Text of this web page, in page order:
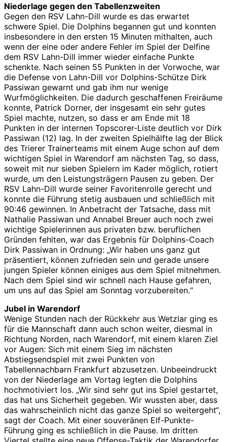
Niederlage gegen den Tabellenzweiten
Gegen den RSV Lahn-Dill wurde es das erwartet
schwere Spiel. Die Dolphins begannen gut und konnten
insbesondere in den ersten 15 Minuten mithalten, auch
wenn der eine oder andere Fehler im Spiel der Delfine
dem RSV Lahn-Dill immer wieder einfache Punkte
schenkte. Nach seinen 55 Punkten in der Vorwoche, war
die Defense von Lahn-Dill vor Dolphins-Schütze Dirk
Passiwan gewarnt und gab ihm nur wenige
Wurfmöglichkeiten. Die dadurch geschaffenen Freiräume
konnte, Patrick Dorner, der insgesamt ein sehr gutes
Spiel machte, nutzen, so dass er am Ende mit 18
Punkten in der internen Topscorer-Liste deutlich vor Dirk
Passiwan (12) lag. In der zweiten Spielhälfte lag der Blick
des Trierer Trainerteams mit einem Auge schon auf dem
wichtigen Spiel in Warendorf am nächsten Tag, so dass,
soweit mit nur sieben Spielern im Kader möglich, rotiert
wurde, um den Leistungsträgern Pausen zu geben. Der
RSV Lahn-Dill wurde seiner Favoritenrolle gerecht und
konnte die Führung stetig ausbauen und schließlich mit
90:46 gewinnen. In Anbetracht der Tatsache, dass mit
Nathalie Passiwan und Annabel Breuer auch noch zwei
wichtige Spielerinnen aus privaten bzw. beruflichen
Gründen fehlten, war das Ergebnis für Dolphins-Coach
Dirk Passiwan in Ordnung: „Wir haben uns ganz gut
präsentiert, können zufrieden sein und gerade unsere
jungen Spieler können einiges aus dem Spiel mitnehmen.
Nach dem Spiel sind wir schnell nach Hause gefahren,
um uns auf das Spiel am Sonntag vorzubereiten.“
Jubel in Warendorf
Wenige Stunden nach der Rückkehr aus Wetzlar ging es
für die Mannschaft dann auch schon weiter, diesmal in
Richtung Norden, nach Warendorf, mit einem klaren Ziel
vor Augen: Sich mit einem Sieg im nächsten
Abstiegsendspiel mit zwei Punkten von
Tabellennachbarn Frankfurt abzusetzen. Unbeeindruckt
von der Niederlage am Vortag legten die Dolphins
hochmotiviert los. „Wir sind sehr gut ins Spiel gestartet,
das hat uns Sicherheit gegeben. Wir wussten aber, dass
das wahrscheinlich nicht das ganze Spiel so weitergeht“,
sagt der Coach. Mit einer souveränen Elf-Punkte-
Führung ging es schließlich in die Pause. Im dritten